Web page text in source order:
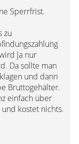
Sperrfrist.
zu
ja nur
Da sollte man
und dann
Bruttogehälter.
einfach über
kostet nichts.